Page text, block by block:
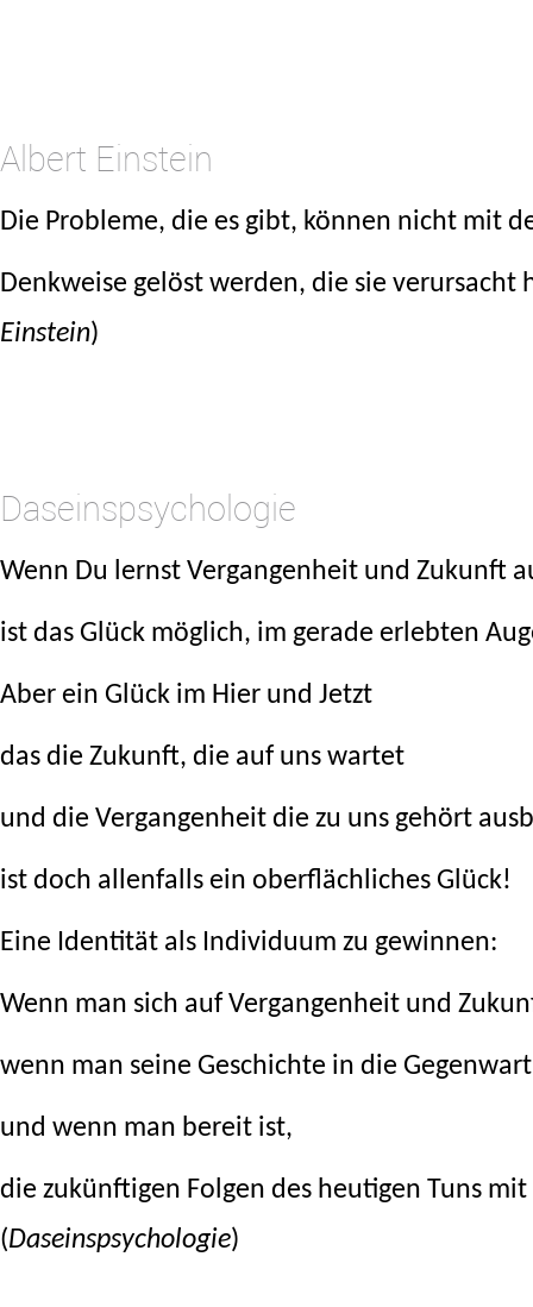
Albert Einstein
Die Probleme, die es gibt, können nicht mit
Denkweise gelöst werden, die sie verursacht
Einstein)
Daseinspsychologie
Wenn Du lernst Vergangenheit und Zukunft
ist das Glück möglich, im gerade erlebten
Aber ein Glück im Hier und Jetzt
das die Zukunft, die auf uns wartet
und die Vergangenheit die zu uns gehört
ist doch allenfalls ein oberflächliches Glück!
Eine Identität als Individuum zu gewinnen:
Wenn man sich auf Vergangenheit und
wenn man seine Geschichte in die
und wenn man bereit ist,
die zukünftigen Folgen des heutigen Tuns
(Daseinspsychologie)